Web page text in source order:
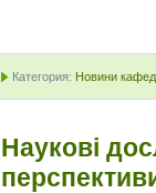
Категория: Новини
Наукові